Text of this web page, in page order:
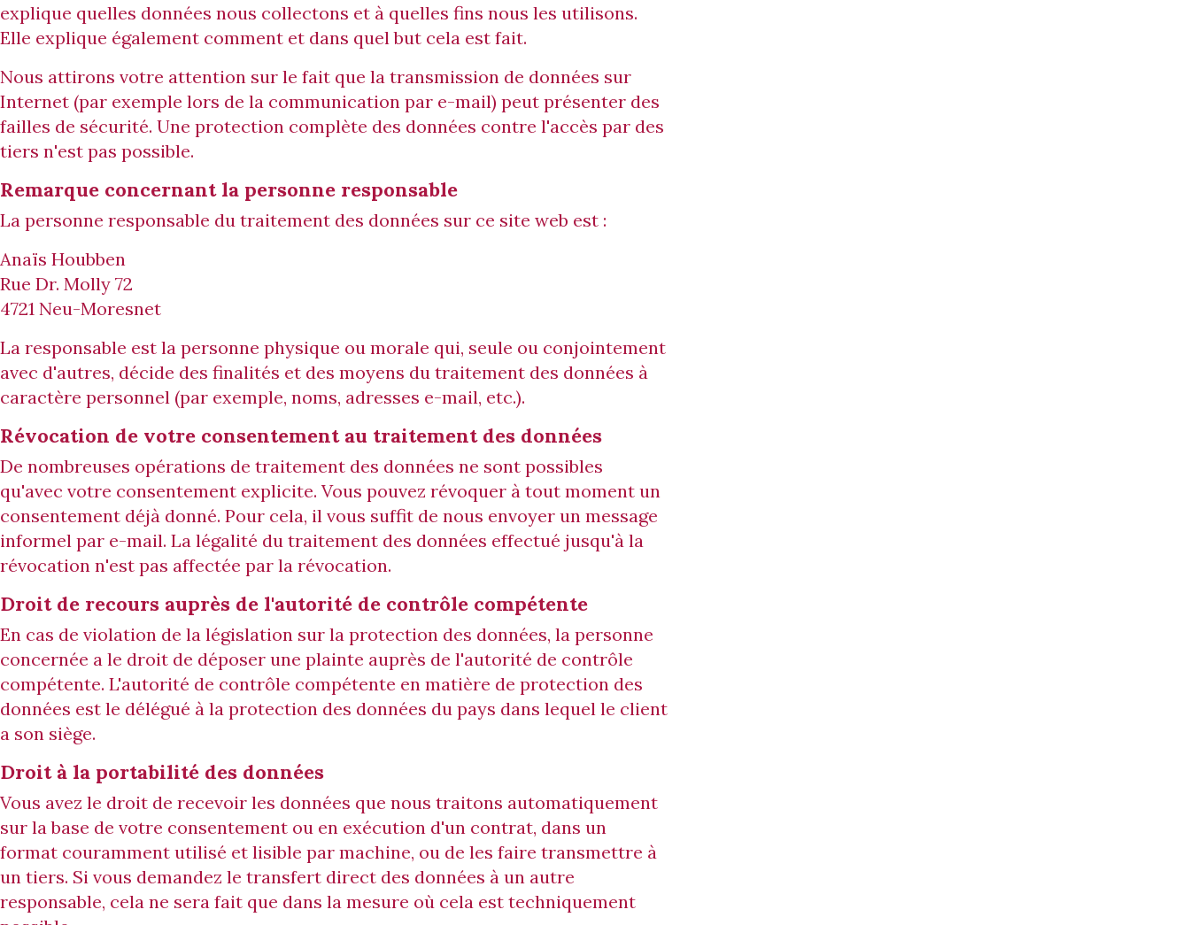
explique quelles données nous collectons et à quelles fins nous les utilisons.
Elle explique également comment et dans quel but cela est fait.
Nous attirons votre attention sur le fait que la transmission de données sur
Internet (par exemple lors de la communication par e-mail) peut présenter des
failles de sécurité. Une protection complète des données contre l'accès par des
tiers n'est pas possible.
Remarque concernant la personne responsable
La personne responsable du traitement des données sur ce site web est :
Anaïs Houbben
Rue Dr. Molly 72
4721 Neu-Moresnet
La responsable est la personne physique ou morale qui, seule ou conjointement
avec d'autres, décide des finalités et des moyens du traitement des données à
caractère personnel (par exemple, noms, adresses e-mail, etc.).
Révocation de votre consentement au traitement des données
De nombreuses opérations de traitement des données ne sont possibles
qu'avec votre consentement explicite. Vous pouvez révoquer à tout moment un
consentement déjà donné. Pour cela, il vous suffit de nous envoyer un message
informel par e-mail. La légalité du traitement des données effectué jusqu'à la
révocation n'est pas affectée par la révocation.
Droit de recours auprès de l'autorité de contrôle compétente
En cas de violation de la législation sur la protection des données, la personne
concernée a le droit de déposer une plainte auprès de l'autorité de contrôle
compétente. L'autorité de contrôle compétente en matière de protection des
données est le délégué à la protection des données du pays dans lequel le client
a son siège.
Droit à la portabilité des données
Vous avez le droit de recevoir les données que nous traitons automatiquement
sur la base de votre consentement ou en exécution d'un contrat, dans un
format couramment utilisé et lisible par machine, ou de les faire transmettre à
un tiers. Si vous demandez le transfert direct des données à un autre
responsable, cela ne sera fait que dans la mesure où cela est techniquement